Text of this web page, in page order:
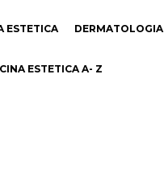
ESTETICA DERMATOLOGIA
ESTETICA A- Z